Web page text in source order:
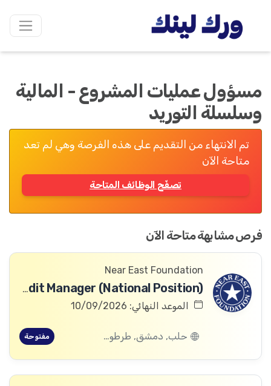
مسؤول عمليات المشروع - المالية
وسلسلة التوريد
تم الانتهاء من التقديم على هذه الفرصة وهي لم تعد
متاحة الآن
تصفّح الوظائف المتاحة
فرص مشابهة متاحة الآن
Near East Foundation
Enterprise Finance & Credit Manager (National Position)
الموعد النهائي: 10/09/2026
حلب, دمشق, طرطوس, ريف دمشق, ديرالزور, درعا, السويداء, إدلب, القنيطرة, اللاذقية, الرقة, حمص, الحسكة, حماة مفتوحة